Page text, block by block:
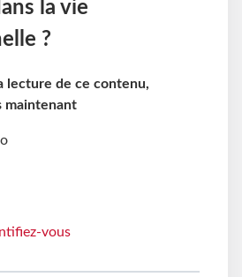
la vie
?
lecture de ce contenu,
maintenant
vous